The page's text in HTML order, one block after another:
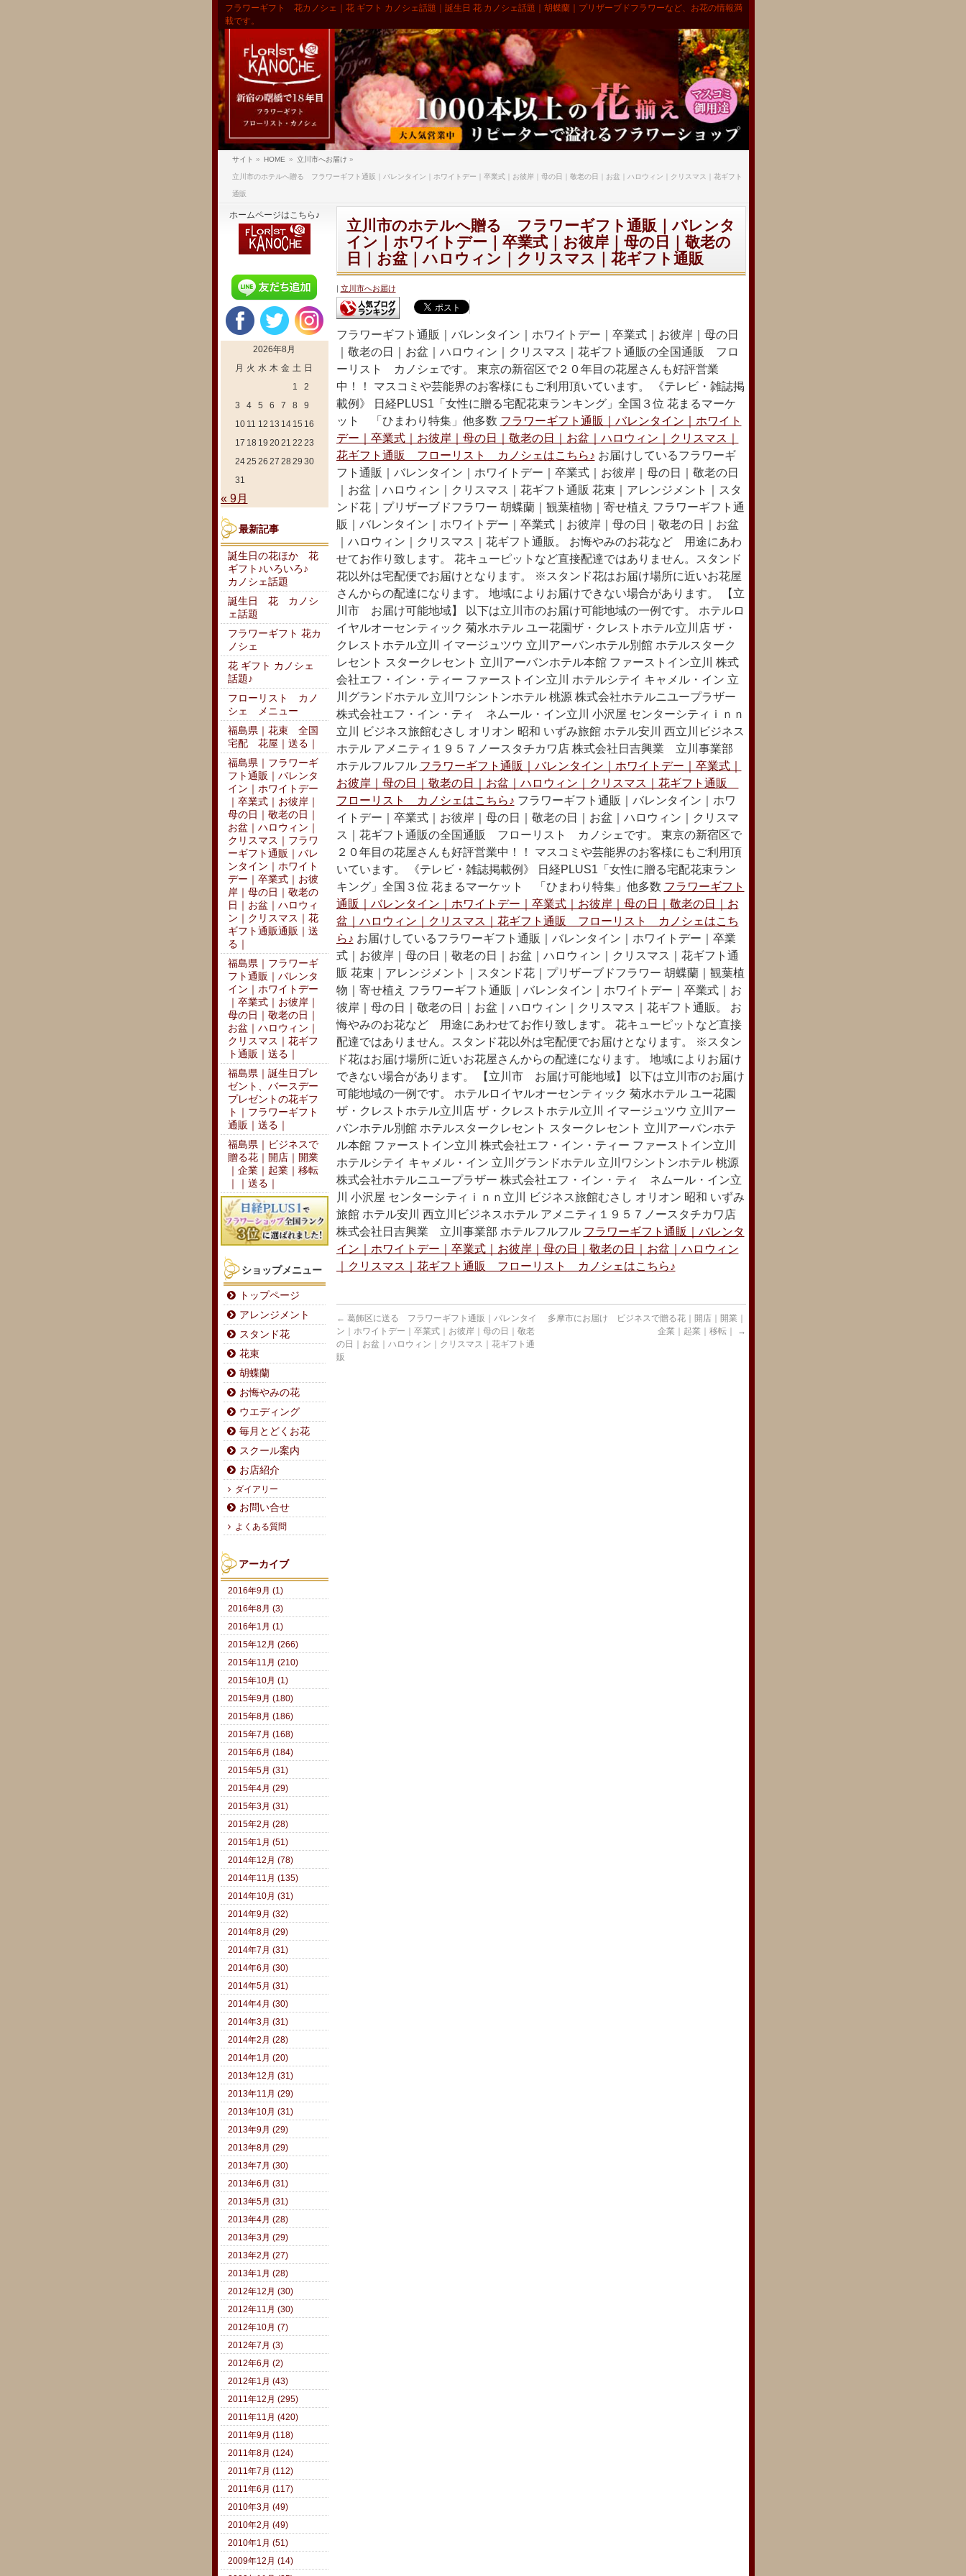
フラワーギフト 花カノシェ｜花 ギフト カノシェ話題｜誕生日 花 カノシェ話題｜胡蝶蘭｜プリザーブドフラワーなど、お花の情報満
載です。
サイト » HOME » 立川市へお届け »
立川市のホテルへ贈る フラワーギフト通販｜バレンタイン｜ホワイトデー｜卒業式｜お彼岸｜母の日｜敬老の日｜お盆｜ハロウィン｜クリスマス｜花ギフト
通販
立川市のホテルへ贈る フラワーギフト通販｜バレンタ
イン｜ホワイトデー｜卒業式｜お彼岸｜母の日｜敬老の
日｜お盆｜ハロウィン｜クリスマス｜花ギフト通販
立川市へお届け
フラワーギフト通販｜バレンタイン｜ホワイトデー｜卒業式｜お彼岸｜母の日
｜敬老の日｜お盆｜ハロウィン｜クリスマス｜花ギフト通販の全国通販 フロ
ーリスト カノシェです。 東京の新宿区で２０年目の花屋さんも好評営業
中！！ マスコミや芸能界のお客様にもご利用頂いています。 《テレビ・雑誌掲
載例》 日経PLUS1「女性に贈る宅配花束ランキング」全国３位 花まるマーケ
ット 「ひまわり特集」他多数 フラワーギフト通販｜バレンタイン｜ホワイト
デー｜卒業式｜お彼岸｜母の日｜敬老の日｜お盆｜ハロウィン｜クリスマス｜
花ギフト通販 フローリスト カノシェはこちら♪ お届けしているフラワーギ
フト通販｜バレンタイン｜ホワイトデー｜卒業式｜お彼岸｜母の日｜敬老の日
｜お盆｜ハロウィン｜クリスマス｜花ギフト通販 花束｜アレンジメント｜スタ
ンド花｜プリザーブドフラワー 胡蝶蘭｜観葉植物｜寄せ植え フラワーギフト通
販｜バレンタイン｜ホワイトデー｜卒業式｜お彼岸｜母の日｜敬老の日｜お盆
｜ハロウィン｜クリスマス｜花ギフト通販。 お悔やみのお花など 用途にあわ
せてお作り致します。 花キューピットなど直接配達ではありません。スタンド
花以外は宅配便でお届けとなります。 ※スタンド花はお届け場所に近いお花屋
さんからの配達になります。 地域によりお届けできない場合があります。 【立
川市 お届け可能地域】 以下は立川市のお届け可能地域の一例です。 ホテルロ
イヤルオーセンティック 菊水ホテル ユー花園ザ・クレストホテル立川店 ザ・
クレストホテル立川 イマージュツウ 立川アーバンホテル別館 ホテルスターク
レセント スタークレセント 立川アーバンホテル本館 ファーストイン立川 株式
会社エフ・イン・ティー ファーストイン立川 ホテルシテイ キャメル・イン 立
川グランドホテル 立川ワシントンホテル 桃源 株式会社ホテルニユープラザー
株式会社エフ・イン・ティ ネムール・イン立川 小沢屋 センターシティｉｎｎ
立川 ビジネス旅館むさし オリオン 昭和 いずみ旅館 ホテル安川 西立川ビジネス
ホテル アメニティ１９５７ノースタチカワ店 株式会社日吉興業 立川事業部
ホテルフルフル フラワーギフト通販｜バレンタイン｜ホワイトデー｜卒業式｜
お彼岸｜母の日｜敬老の日｜お盆｜ハロウィン｜クリスマス｜花ギフト通販
フローリスト カノシェはこちら♪ フラワーギフト通販｜バレンタイン｜ホワ
イトデー｜卒業式｜お彼岸｜母の日｜敬老の日｜お盆｜ハロウィン｜クリスマ
ス｜花ギフト通販の全国通販 フローリスト カノシェです。 東京の新宿区で
２０年目の花屋さんも好評営業中！！ マスコミや芸能界のお客様にもご利用頂
いています。 《テレビ・雑誌掲載例》 日経PLUS1「女性に贈る宅配花束ラン
キング」全国３位 花まるマーケット 「ひまわり特集」他多数 フラワーギフト
通販｜バレンタイン｜ホワイトデー｜卒業式｜お彼岸｜母の日｜敬老の日｜お
盆｜ハロウィン｜クリスマス｜花ギフト通販 フローリスト カノシェはこち
ら♪ お届けしているフラワーギフト通販｜バレンタイン｜ホワイトデー｜卒業
式｜お彼岸｜母の日｜敬老の日｜お盆｜ハロウィン｜クリスマス｜花ギフト通
販 花束｜アレンジメント｜スタンド花｜プリザーブドフラワー 胡蝶蘭｜観葉植
物｜寄せ植え フラワーギフト通販｜バレンタイン｜ホワイトデー｜卒業式｜お
彼岸｜母の日｜敬老の日｜お盆｜ハロウィン｜クリスマス｜花ギフト通販。 お
悔やみのお花など 用途にあわせてお作り致します。 花キューピットなど直接
配達ではありません。スタンド花以外は宅配便でお届けとなります。 ※スタン
ド花はお届け場所に近いお花屋さんからの配達になります。 地域によりお届け
できない場合があります。 【立川市 お届け可能地域】 以下は立川市のお届け
可能地域の一例です。 ホテルロイヤルオーセンティック 菊水ホテル ユー花園
ザ・クレストホテル立川店 ザ・クレストホテル立川 イマージュツウ 立川アー
バンホテル別館 ホテルスタークレセント スタークレセント 立川アーバンホテ
ル本館 ファーストイン立川 株式会社エフ・イン・ティー ファーストイン立川
ホテルシテイ キャメル・イン 立川グランドホテル 立川ワシントンホテル 桃源
株式会社ホテルニユープラザー 株式会社エフ・イン・ティ ネムール・イン立
川 小沢屋 センターシティｉｎｎ立川 ビジネス旅館むさし オリオン 昭和 いずみ
旅館 ホテル安川 西立川ビジネスホテル アメニティ１９５７ノースタチカワ店
株式会社日吉興業 立川事業部 ホテルフルフル フラワーギフト通販｜バレンタ
イン｜ホワイトデー｜卒業式｜お彼岸｜母の日｜敬老の日｜お盆｜ハロウィン
｜クリスマス｜花ギフト通販 フローリスト カノシェはこちら♪
← 葛飾区に送る フラワーギフト通販｜バレンタイ
ン｜ホワイトデー｜卒業式｜お彼岸｜母の日｜敬老
の日｜お盆｜ハロウィン｜クリスマス｜花ギフト通
販
多摩市にお届け ビジネスで贈る花｜開店｜開業｜
企業｜起業｜移転｜
→
ホームページはこちら♪
2026年8月
月 火 水 木 金 土 日
1
2
3
4 5 6 7 8
9
10 11 12 13 14 15 16
17 18 19 2021 22 23
2425 26 27 28 29 30
31
« 9月
最新記事
誕生日の花ほか 花
ギフト♪いろいろ♪
カノシェ話題
誕生日 花 カノシ
ェ話題
フラワーギフト 花カ
ノシェ
花 ギフト カノシェ
話題♪
フローリスト カノ
シェ メニュー
福島県｜花束 全国
宅配 花屋｜送る｜
福島県｜フラワーギ
フト通販｜バレンタ
イン｜ホワイトデー
｜卒業式｜お彼岸｜
母の日｜敬老の日｜
お盆｜ハロウィン｜
クリスマス｜フラワ
ーギフト通販｜バレ
ンタイン｜ホワイト
デー｜卒業式｜お彼
岸｜母の日｜敬老の
日｜お盆｜ハロウィ
ン｜クリスマス｜花
ギフト通販通販｜送
る｜
福島県｜フラワーギ
フト通販｜バレンタ
イン｜ホワイトデー
｜卒業式｜お彼岸｜
母の日｜敬老の日｜
お盆｜ハロウィン｜
クリスマス｜花ギフ
ト通販｜送る｜
福島県｜誕生日プレ
ゼント、バースデー
プレゼントの花ギフ
ト｜フラワーギフト
通販｜送る｜
福島県｜ビジネスで
贈る花｜開店｜開業
｜企業｜起業｜移転
｜｜送る｜
ショップメニュー
トップページ
アレンジメント
スタンド花
花束
胡蝶蘭
お悔やみの花
ウエディング
毎月とどくお花
スクール案内
お店紹介
ダイアリー
お問い合せ
よくある質問
アーカイブ
2016年9月 (1)
2016年8月 (3)
2016年1月 (1)
2015年12月 (266)
2015年11月 (210)
2015年10月 (1)
2015年9月 (180)
2015年8月 (186)
2015年7月 (168)
2015年6月 (184)
2015年5月 (31)
2015年4月 (29)
2015年3月 (31)
2015年2月 (28)
2015年1月 (51)
2014年12月 (78)
2014年11月 (135)
2014年10月 (31)
2014年9月 (32)
2014年8月 (29)
2014年7月 (31)
2014年6月 (30)
2014年5月 (31)
2014年4月 (30)
2014年3月 (31)
2014年2月 (28)
2014年1月 (20)
2013年12月 (31)
2013年11月 (29)
2013年10月 (31)
2013年9月 (29)
2013年8月 (29)
2013年7月 (30)
2013年6月 (31)
2013年5月 (31)
2013年4月 (28)
2013年3月 (29)
2013年2月 (27)
2013年1月 (28)
2012年12月 (30)
2012年11月 (30)
2012年10月 (7)
2012年7月 (3)
2012年6月 (2)
2012年1月 (43)
2011年12月 (295)
2011年11月 (420)
2011年9月 (118)
2011年8月 (124)
2011年7月 (112)
2011年6月 (117)
2010年3月 (49)
2010年2月 (49)
2010年1月 (51)
2009年12月 (14)